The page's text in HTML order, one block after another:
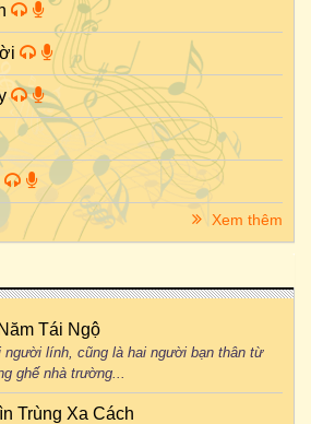
Xem thêm
Tái Ngộ
người lính, cũng là hai người bạn thân từ
ghế nhà trường...
Trùng Xa Cách